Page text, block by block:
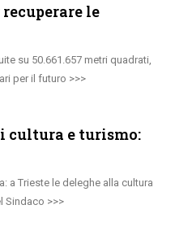
le
su 50.661.657 metri quadrati,
per il futuro
cultura e turismo:
a Trieste le deleghe alla cultura
Sindaco